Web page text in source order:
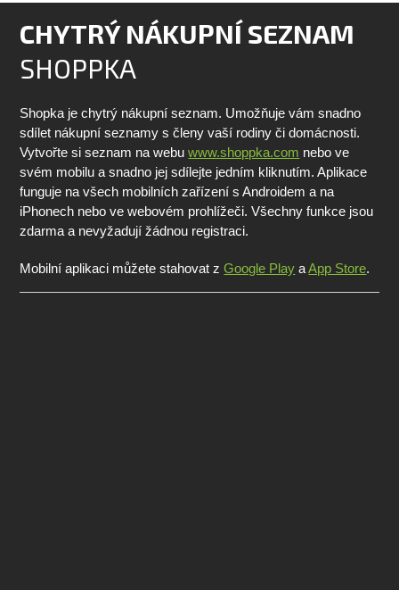
CHYTRÝ NÁKUPNÍ SEZNAM
SHOPPKA
Shopka je chytrý nákupní seznam. Umožňuje vám snadno
sdílet nákupní seznamy s členy vaší rodiny či domácnosti.
Vytvořte si seznam na webuwww.shoppka.com nebo ve
svém mobilu a snadno jej sdílejte jedním kliknutím. Aplikace
funguje na všech mobilních zařízení s Androidem a na
iPhonech nebo ve webovém prohlížeči. Všechny funkce jsou
zdarma a nevyžadují žádnou registraci.
Mobilní aplikaci můžete stahovat zGoogle Play aApp Store.